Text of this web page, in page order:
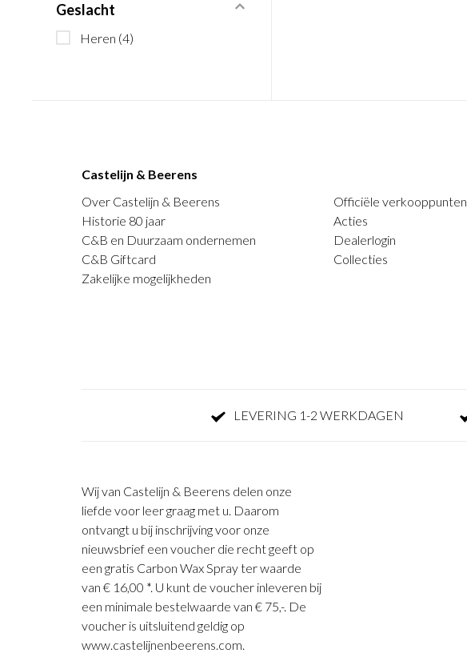
Geslacht
Heren (4)
Castelijn & Beerens
Over Castelijn & Beerens
Historie 80 jaar
C&B en Duurzaam ondernemen
C&B Giftcard
Zakelijke mogelijkheden
Officiële verkooppunten
Acties
Dealerlogin
Collecties
LEVERING 1-2 WERKDAGEN
Wij van Castelijn & Beerens delen onze
liefde voor leer graag met u. Daarom
ontvangt u bij inschrijving voor onze
nieuwsbrief een voucher die recht geeft op
een gratis Carbon Wax Spray ter waarde
van € 16,00 *. U kunt de voucher inleveren bij
een minimale bestelwaarde van € 75,-. De
voucher is uitsluitend geldig op
www.castelijnenbeerens.com.